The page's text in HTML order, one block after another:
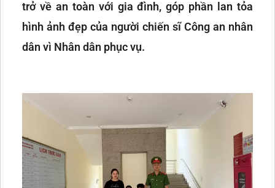
trở về an toàn với gia đình, góp phần lan tỏa
hình ảnh đẹp của người chiến sĩ Công an nhân
dân vì Nhân dân phục vụ.